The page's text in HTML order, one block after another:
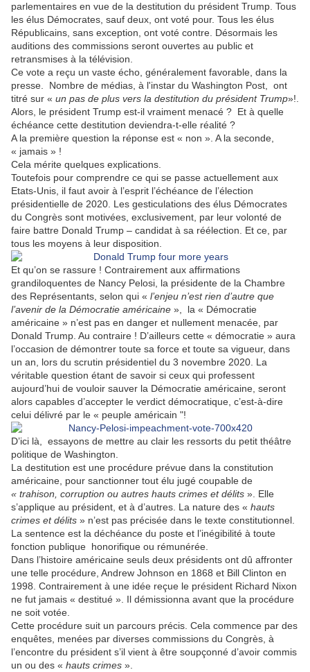
parlementaires en vue de la destitution du président Trump. Tous
les élus Démocrates, sauf deux, ont voté pour. Tous les élus
Républicains, sans exception, ont voté contre. Désormais les
auditions des commissions seront ouvertes au public et
retransmises à la télévision.
Ce vote a reçu un vaste écho, généralement favorable, dans la
presse.
Nombre de médias, à l'instar du Washington Post, ont
titré sur « un pas de plus vers la destitution du président Trump»!.
Alors, le président Trump est-il vraiment menacé ? Et à quelle
échéance cette destitution deviendra-t-elle réalité ?
A la première question la réponse est « non ». A la seconde,
« jamais » !
Cela mérite quelques explications.
Toutefois pour comprendre ce qui se passe actuellement aux
Etats-Unis, il faut avoir à l’esprit l’échéance de l’élection
présidentielle de 2020. Les gesticulations des élus Démocrates
du Congrès sont motivées, exclusivement, par leur volonté de
faire battre Donald Trump – candidat à sa réélection. Et ce, par
tous les moyens à leur disposition.
Et qu’on se rassure ! Contrairement aux affirmations
grandiloquentes de Nancy Pelosi, la présidente de la Chambre
des Représentants, selon qui « l’enjeu n’est rien d’autre que
l’avenir de la Démocratie américaine »,
la « Démocratie
américaine » n’est pas en danger et nullement menacée, par
Donald Trump. Au contraire ! D’ailleurs cette « démocratie » aura
l’occasion de démontrer toute sa force et toute sa vigueur, dans
un an, lors du scrutin présidentiel du 3 novembre 2020. La
véritable question étant de savoir si ceux qui professent
aujourd’hui de vouloir sauver la Démocratie américaine, seront
alors capables d’accepter le verdict démocratique, c’est-à-dire
celui délivré par le « peuple américain "!
D’ici là,
essayons de mettre au clair les ressorts du petit théâtre
politique de Washington.
La destitution est une procédure prévue dans la constitution
américaine, pour sanctionner tout élu jugé coupable de
« trahison, corruption ou autres hauts crimes et délits ». Elle
s’applique au président, et à d’autres. La nature des « hauts
crimes et délits » n’est pas précisée dans le texte constitutionnel.
La sentence est la déchéance du poste et l’inégibilité à toute
fonction publique honorifique ou rémunérée.
Dans l’histoire américaine seuls deux présidents ont dû affronter
une telle procédure, Andrew Johnson en 1868 et Bill Clinton en
1998. Contrairement à une idée reçue le président Richard Nixon
ne fut jamais « destitué ». Il démissionna avant que la procédure
ne soit votée.
Cette procédure suit un parcours précis. Cela commence par des
enquêtes, menées par diverses commissions du Congrès, à
l’encontre du président s’il vient à être soupçonné d’avoir commis
un ou des « hauts crimes ».